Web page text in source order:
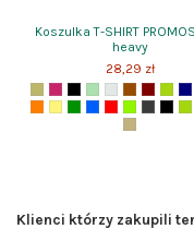
Koszulka T-SHIRT
heavy
28,29 zł
Klienci którzy zakupili